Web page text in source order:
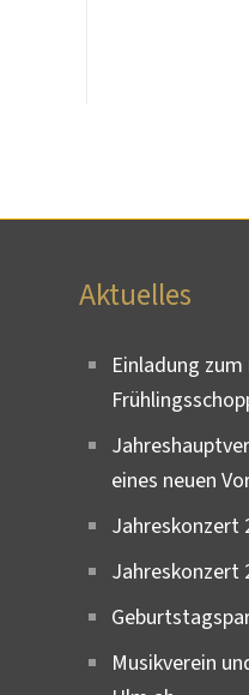
Aktuelles
Einladung
eines neuen
Jahreskonzert
Jahreskonzert
Musikverein